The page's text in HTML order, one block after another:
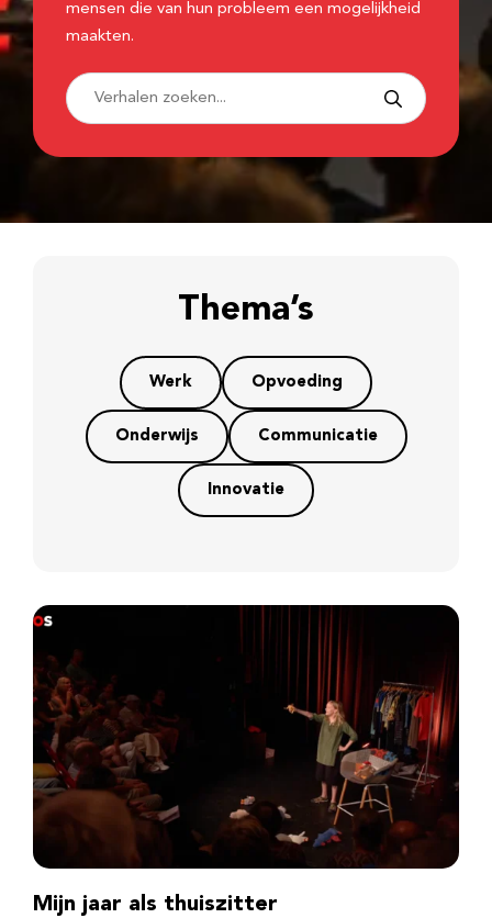
mensen die van hun probleem een mogelijkheid
maakten.
Thema’s
Werk Opvoeding
Onderwijs Communicatie
Innovatie
Mijn jaar als thuiszitter